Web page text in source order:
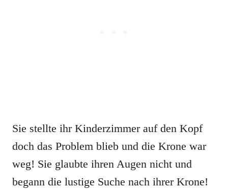
Sie stellte ihr Kinderzimmer auf den Kopf
doch das Problem blieb und die Krone war
weg! Sie glaubte ihren Augen nicht und
begann die lustige Suche nach ihrer Krone!